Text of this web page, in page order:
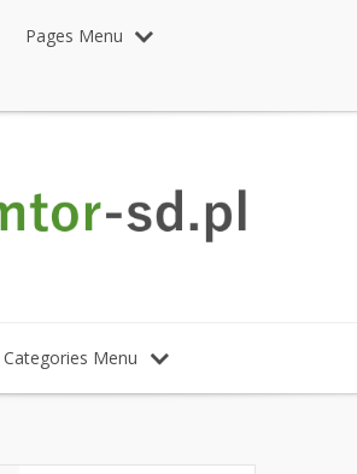
Pages Menu
Categories Menu